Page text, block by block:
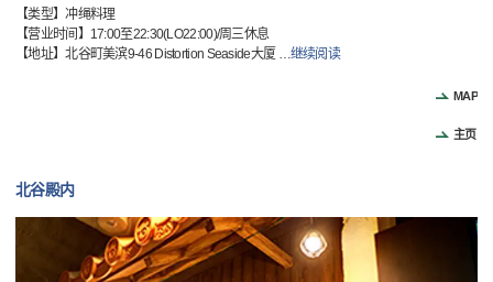
【类型】冲绳料理
【营业时间】17:00至22:30(LO22:00)/周三休息
【地址】北谷町美滨9-46 Distortion Seaside大厦 …继续阅读
MAP
主页
北谷殿内